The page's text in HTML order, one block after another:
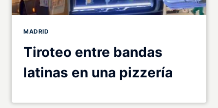
MADRID
Tiroteo entre bandas
latinas en una pizzería